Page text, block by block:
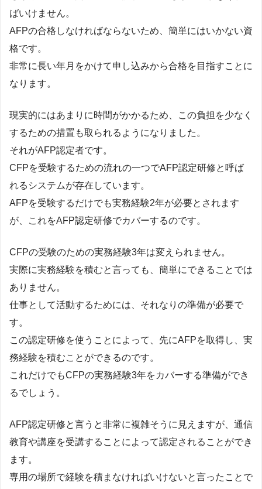
ばいけません。
AFPの合格しなければならないため、簡単にはいかない資
格です。
非常に長い年月をかけて申し込みから合格を目指すことに
なります。
現実的にはあまりに時間がかかるため、この負担を少なく
するための措置も取られるようになりました。
それがAFP認定者です。
CFPを受験するための流れの一つでAFP認定研修と呼ば
れるシステムが存在しています。
AFPを受験するだけでも実務経験2年が必要とされます
が、これをAFP認定研修でカバーするのです。
CFPの受験のための実務経験3年は変えられません。
実際に実務経験を積むと言っても、簡単にできることでは
ありません。
仕事として活動するためには、それなりの準備が必要で
す。
この認定研修を使うことによって、先にAFPを取得し、実
務経験を積むことができるのです。
これだけでもCFPの実務経験3年をカバーする準備ができ
るでしょう。
AFP認定研修と言うと非常に複雑そうに見えますが、通信
教育や講座を受講することによって認定されることができ
ます。
専用の場所で経験を積まなければいけないと言ったことで